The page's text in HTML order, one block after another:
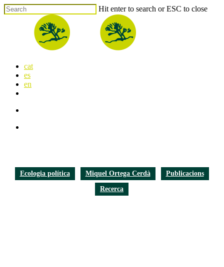
Skip
to
Hit enter to search or ESC to close
search
Menu
cat
es
en
Ecologia política Miquel Ortega Cerdà Publicacions
Recerca